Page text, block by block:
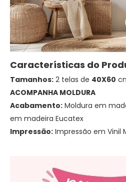
Características do
Tamanhos: 2 telas de 40X60
ACOMPANHA MOLDURA
Acabamento: Moldura em
em madeira Eucatex
Impressão: Impressão em Vinil